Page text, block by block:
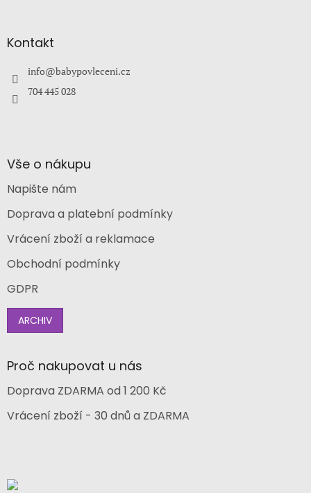
aKontakt
info@babypovleceni.cz
704 445 028
Vše o nákupu
Napište nám
Doprava a platební podmínky
Vrácení zboží a reklamace
Obchodní podmínky
GDPR
ARCHIV
Proč nakupovat u nás
Doprava ZDARMA od 1 200 Kč
Vrácení zboží - 30 dnů a ZDARMA